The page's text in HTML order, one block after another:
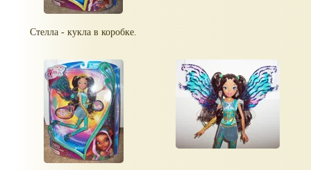
Стелла - кукла в коробке.